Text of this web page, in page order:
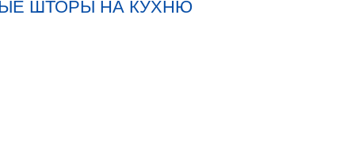
ШТОРЫ НА КУХНЮ